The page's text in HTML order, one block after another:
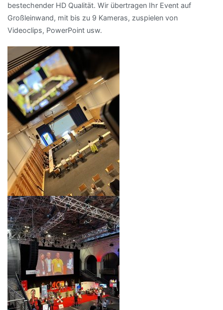
bestechender HD Qualität. Wir übertragen Ihr Event auf
Großleinwand, mit bis zu 9 Kameras, zuspielen von
Videoclips, PowerPoint usw.